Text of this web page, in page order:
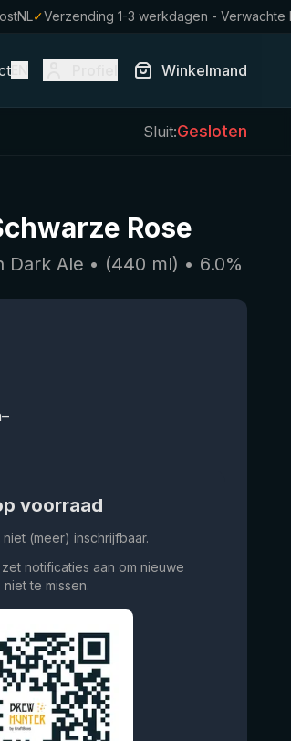
✓Verzending 1-3 werkdagen - Verwachte
Winkelmand
Sluit:Gesloten
Rose
Dark Ale • (440 ml) • 6.0%
voorraad
(meer) inschrijfbaar.
notificaties aan om nieuwe
te missen.